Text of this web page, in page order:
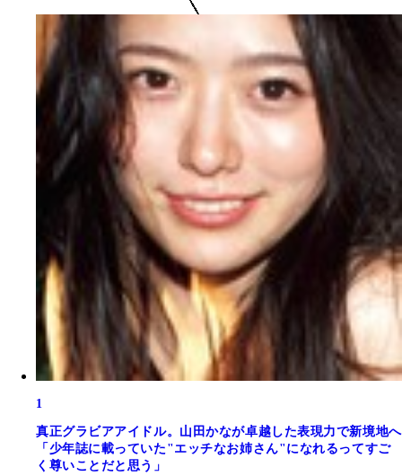
1
真正グラビアアイドル。山田かなが卓越した表現力で新境地へ
「少年誌に載っていた"エッチなお姉さん"になれるってすご
く尊いことだと思う」